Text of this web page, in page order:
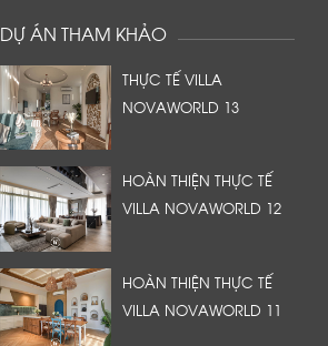
DỰ ÁN THAM KHẢO
THỰC TẾ VILLA
NOVAWORLD 13
HOÀN THIỆN THỰC TẾ
VILLA NOVAWORLD 12
HOÀN THIỆN THỰC TẾ
VILLA NOVAWORLD 11